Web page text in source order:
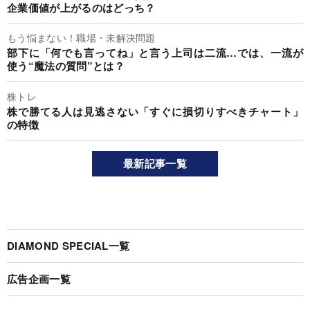
企業価値が上がるのはどっち？
もう悩まない！職場・未解決問題
部下に「何でも言ってね」と言う上司は二流…では、一流が
使う“魔法の質問”とは？
株トレ
株で勝てる人は見逃さない「すぐに損切りすべきチャート」
の特徴
最新記事一覧
DIAMOND SPECIAL一覧
広告企画一覧